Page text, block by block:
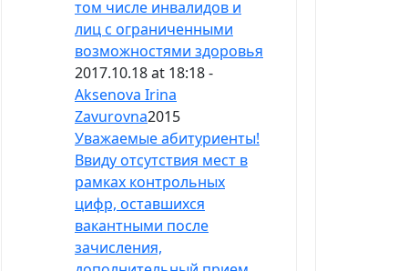
том числе инвалидов и
лиц с ограниченными
возможностями здоровья
2017.10.18 at 18:18 -
Aksenova Irina
Zavurovna2015
Уважаемые абитуриенты!
Ввиду отсутствия мест в
рамках контрольных
цифр, оставшихся
вакантными после
зачисления,